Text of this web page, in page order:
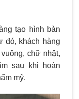
tạo hình bàn
đó, khách hàng
chữ nhật,
sau khi hoàn
mỹ.